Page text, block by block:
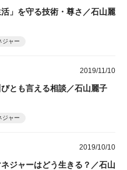
活」を守る技術・尊さ／石山麗
ジャー
2019/11/10
とも言える相談／石山麗子
ジャー
2019/10/10
ジャーはどう生きる？／石山